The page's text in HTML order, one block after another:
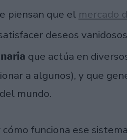
piensan que el mercado
deseos
que actúa en
a algunos), y que
mundo.
cómo funciona ese